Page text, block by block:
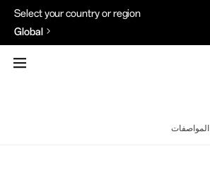
Select your country or region
Global
المواصفات